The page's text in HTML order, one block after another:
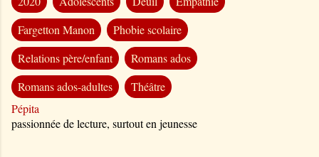
Fargetton Manon
Phobie scolaire
Relations père/enfant
Romans ados
Romans ados-adultes
Théâtre
Pépita
passionnée de lecture, surtout en jeunesse